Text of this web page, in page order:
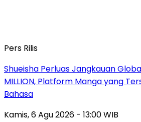
Pers Rilis
Shueisha Perluas Jangkauan
MILLION, Platform Manga yang
Bahasa
Kamis, 6 Agu 2026 - 13:00 WIB